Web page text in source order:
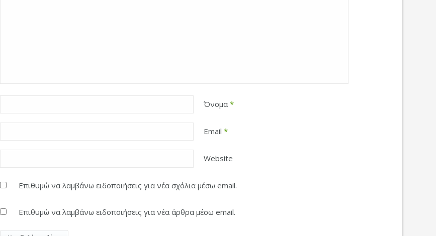
Όνομα *
Email *
Website
Επιθυμώ να λαμβάνω ειδοποιήσεις για νέα σχόλια μέσω email.
Επιθυμώ να λαμβάνω ειδοποιήσεις για νέα άρθρα μέσω email.